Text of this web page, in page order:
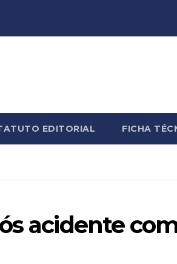
EDITORIAL FICHA
acidente